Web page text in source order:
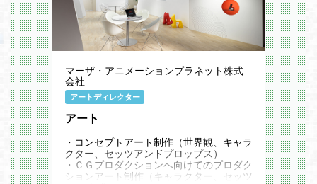
マーザ・アニメーションプラネット株式
会社
アートディレクター
アート
・コンセプトアート制作（世界観、キャラ
クター、セッツアンドプロップス）
・ＣＧプロダクションへ向けてのプロダク
ションアート制作（キャラクター、セッツ